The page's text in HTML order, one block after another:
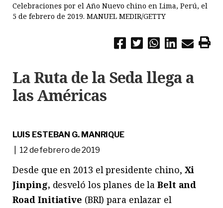
Celebraciones por el Año Nuevo chino en Lima, Perú, el
5 de febrero de 2019. MANUEL MEDIR/GETTY
La Ruta de la Seda llega a
las Américas
LUIS ESTEBAN G. MANRIQUE
| 12 de febrero de 2019
Desde que en 2013 el presidente chino, Xi
Jinping, desveló los planes de laBelt and
Road Initiative (BRI) para enlazar el